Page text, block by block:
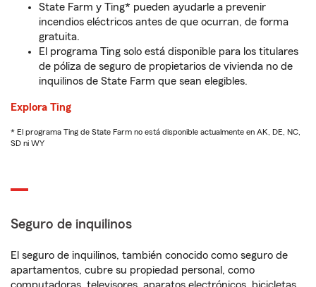
State Farm y Ting* pueden ayudarle a prevenir
incendios eléctricos antes de que ocurran, de forma
gratuita.
El programa Ting solo está disponible para los titulares
de póliza de seguro de propietarios de vivienda no de
inquilinos de State Farm que sean elegibles.
Explora Ting
* El programa Ting de State Farm no está disponible actualmente en AK, DE, NC,
SD ni WY
Seguro de inquilinos
El seguro de inquilinos, también conocido como seguro de
apartamentos, cubre su propiedad personal, como